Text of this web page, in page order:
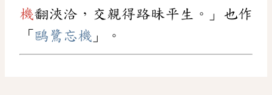
機翻浹洽，交親得路昧平生。」也作
「 鷗鷺忘機 」。